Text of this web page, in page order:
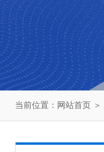
当前位置： 网站首页 ＞